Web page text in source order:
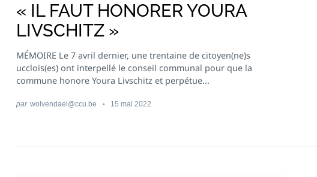
« IL FAUT HONORER YOURA
LIVSCHITZ »
MÉMOIRE Le 7 avril dernier, une trentaine de citoyen(ne)s
ucclois(es) ont interpellé le conseil communal pour que la
commune honore Youra Livschitz et perpétue...
par wolvendael@ccu.be 15 mai 2022